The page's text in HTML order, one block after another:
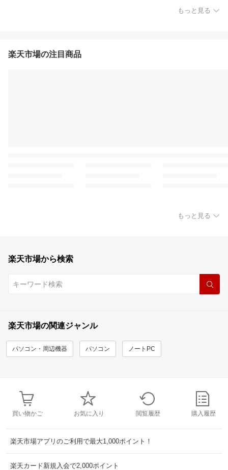
もっと見る
楽天市場の注目商品
もっと見る
楽天市場から検索
楽天市場の関連ジャンル
パソコン・周辺機器 パソコン ノートPC
買い物かご お気に入り 閲覧履歴 購入履歴
楽天市場アプリのご利用で最大1,000ポイント！
楽天カード新規入会で2,000ポイント